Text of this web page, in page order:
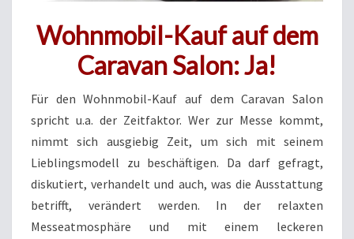
Wohnmobil-Kauf auf dem
Caravan Salon: Ja!
Für den Wohnmobil-Kauf auf dem Caravan Salon
spricht u.a. der Zeitfaktor. Wer zur Messe kommt,
nimmt sich ausgiebig Zeit, um sich mit seinem
Lieblingsmodell zu beschäftigen. Da darf gefragt,
diskutiert, verhandelt und auch, was die Ausstattung
betrifft, verändert werden. In der relaxten
Messeatmosphäre und mit einem leckeren